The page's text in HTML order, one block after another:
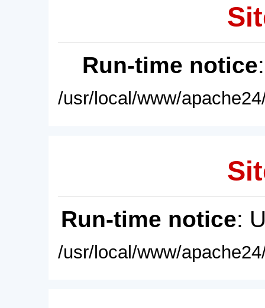
Run-time notice
/usr/local/www/
Run-time notice:
/usr/local/www/